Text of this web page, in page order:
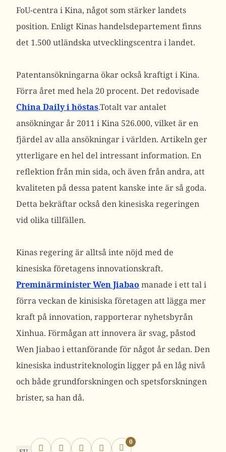
FoU-centra i Kina, något som stärker landets
position. Enligt Kinas handelsdepartement finns
det 1.500 utländska utvecklingscentra i landet.
Patentansökningarna ökar också kraftigt i Kina.
Förra året med hela 20 procent. Det redovisade
China Daily i höstas.Totalt var antalet
ansökningar år 2011 i Kina 526.000, vilket är en
fjärdel av alla ansökningar i världen. Artikeln ger
ytterligare en hel del intressant information. En
reflektion från min sida, och även från andra, att
kvaliteten på dessa patent kanske inte är så goda.
Detta bekräftar också den kinesiska regeringen
vid olika tillfällen.
Kinas regering är alltså inte nöjd med de
kinesiska företagens innovationskraft.
Preminärminister Wen Jiabao manade i ett tal i
förra veckan de kinisiska företagen att lägga mer
kraft på innovation, rapporterar nyhetsbyrån
Xinhua. Förmågan att innovera är svag, påstod
Wen Jiabao i ettanförande för något år sedan. Den
kinesiska industriteknologin ligger på en låg nivå
och både grundforskningen och spetsforskningen
brister, sa han då.
0